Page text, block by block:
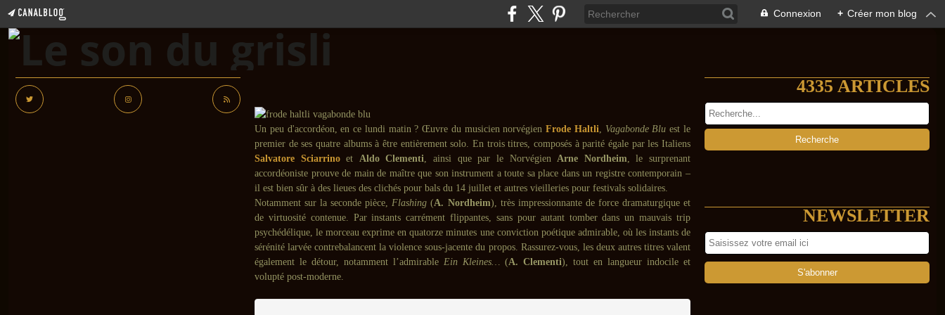
Connexion + Créer mon blog
Un peu d'accordéon, en ce lundi matin ? Œuvre du musicien norvégienFrode Haltli, Vagabonde Blu est le
premier de ses quatre albums à être entièrement solo. En trois titres, composés à parité égale par les Italiens
Salvatore Sciarrinoet Aldo Clementi, ainsi que par le NorvégienArne Nordheim, le surprenant
accordéoniste prouve de main de maître que son instrument a toute sa place dans un registre contemporain –
il est bien sûr à des lieues des clichés pour bals du 14 juillet et autres vieilleries pour festivals solidaires.
Notamment sur la seconde pièce,Flashing (A. Nordheim), très impressionnante de force dramaturgique et
de virtuosité contenue. Par instants carrément flippantes, sans pour autant tomber dans un mauvais trip
psychédélique, le morceau exprime en quatorze minutes une conviction poétique admirable, où les instants de
sérénité larvée contrebalancent la violence sous-jacente du propos. Rassurez-vous, les deux autres titres valent
également le détour, notamment l’admirable Ein Kleines… (A. Clementi), tout en langueur indocile et
volupté post-moderne.
4335 ARTICLES
NEWSLETTER